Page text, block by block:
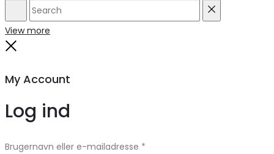
Search
View more
My Account
Log ind
Brugernavn eller e-mailadresse *